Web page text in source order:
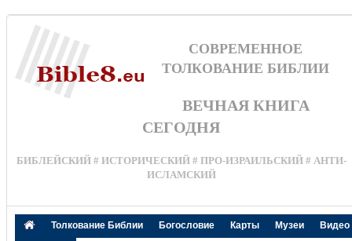
СОВРЕМЕННОЕ
ТОЛКОВАНИЕ БИБЛИИ
ВЕЧНАЯ КНИГА
СЕГОДНЯ
БИБЛЕЙСКИЙ # ИСТОРИЧЕСКИЙ # ПРО-ИЗРАИЛЬСКИЙ # АНТИ-
ИСЛАМСКИЙ
Толкование Библии Богословие Карты Музеи Видео